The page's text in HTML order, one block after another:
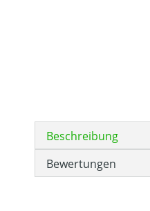
Beschreibung
Bewertungen